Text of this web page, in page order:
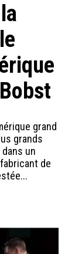
grand
grands
un
de